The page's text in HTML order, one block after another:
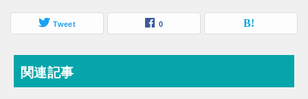
Tweet 0
関連記事